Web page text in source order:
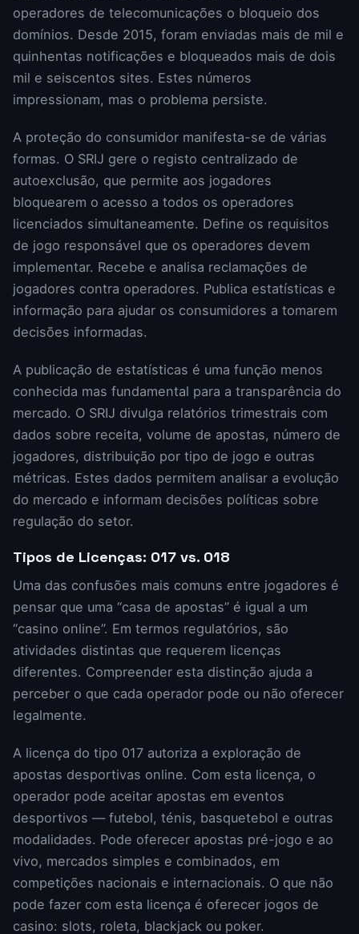
operadores de telecomunicações o bloqueio dos
domínios. Desde 2015, foram enviadas mais de mil e
quinhentas notificações e bloqueados mais de dois
mil e seiscentos sites. Estes números
impressionam, mas o problema persiste.
A proteção do consumidor manifesta-se de várias
formas. O SRIJ gere o registo centralizado de
autoexclusão, que permite aos jogadores
bloquearem o acesso a todos os operadores
licenciados simultaneamente. Define os requisitos
de jogo responsável que os operadores devem
implementar. Recebe e analisa reclamações de
jogadores contra operadores. Publica estatísticas e
informação para ajudar os consumidores a tomarem
decisões informadas.
A publicação de estatísticas é uma função menos
conhecida mas fundamental para a transparência do
mercado. O SRIJ divulga relatórios trimestrais com
dados sobre receita, volume de apostas, número de
jogadores, distribuição por tipo de jogo e outras
métricas. Estes dados permitem analisar a evolução
do mercado e informam decisões políticas sobre
regulação do setor.
Tipos de Licenças: 017 vs. 018
Uma das confusões mais comuns entre jogadores é
pensar que uma “casa de apostas” é igual a um
“casino online”. Em termos regulatórios, são
atividades distintas que requerem licenças
diferentes. Compreender esta distinção ajuda a
perceber o que cada operador pode ou não oferecer
legalmente.
A licença do tipo 017 autoriza a exploração de
apostas desportivas online. Com esta licença, o
operador pode aceitar apostas em eventos
desportivos — futebol, ténis, basquetebol e outras
modalidades. Pode oferecer apostas pré-jogo e ao
vivo, mercados simples e combinados, em
competições nacionais e internacionais. O que não
pode fazer com esta licença é oferecer jogos de
casino: slots, roleta, blackjack ou poker.